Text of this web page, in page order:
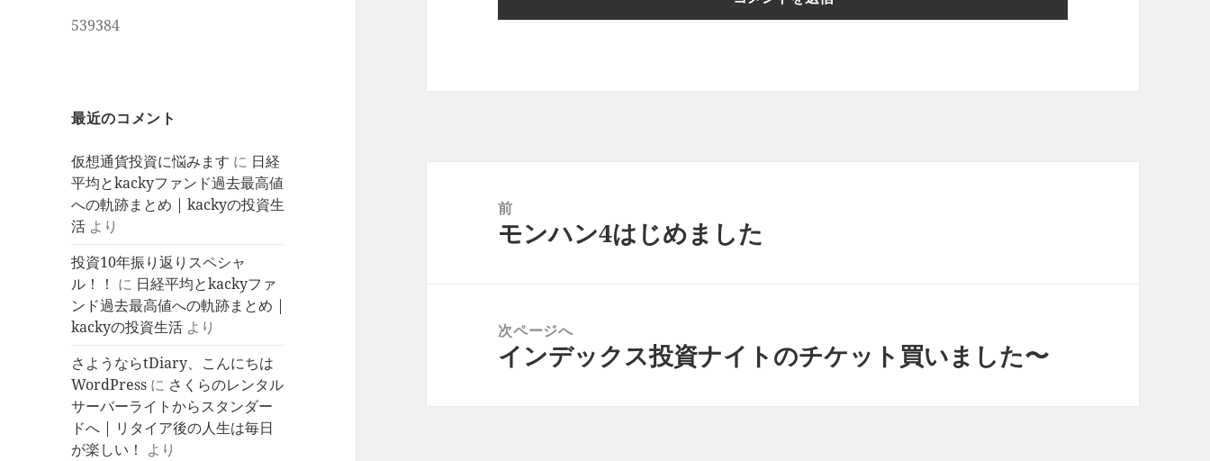
539384
最近のコメント
仮想通貨投資に悩みます に 日経
平均とkackyファンド過去最高値
への軌跡まとめ | kackyの投資生
活 より
投資10年振り返りスペシャ
ル！！ に 日経平均とkackyファ
ンド過去最高値への軌跡まとめ |
kackyの投資生活 より
さようならtDiary、こんにちは
WordPress に さくらのレンタル
サーバーライトからスタンダー
ドへ | リタイア後の人生は毎日
が楽しい！ より
前
前
モンハン4はじめました
次ページへ
次
インデックス投資ナイトのチケット買いました〜